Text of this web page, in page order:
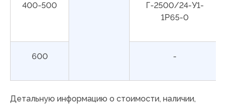
400-500
Г-2500/24-У1-
1Р65-0
600 -
Детальную информацию о стоимости, наличии,